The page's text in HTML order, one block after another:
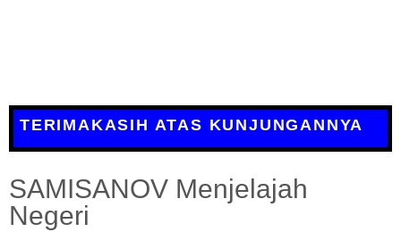
TERIMAKASIH ATAS KUNJUNGANNYA
SAMISANOV Menjelajah
Negeri